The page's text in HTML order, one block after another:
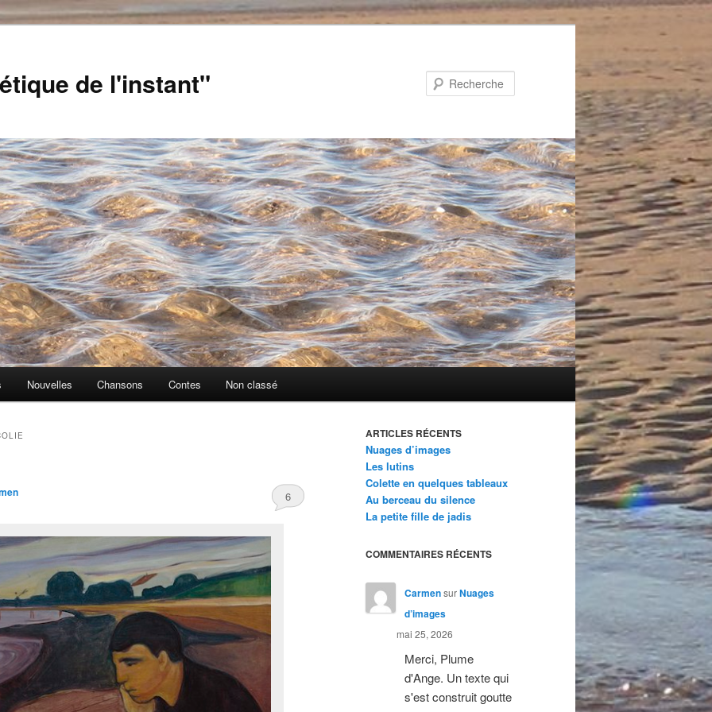
de l'instant"
Nouvelles Chansons Contes Non classé
6
ARTICLES RÉCENTS
Nuages d’images
Les lutins
Colette en quelques tableaux
Au berceau du silence
La petite fille de jadis
COMMENTAIRES RÉCENTS
CarmensurNuages
d’images
mai 25, 2026
Merci, Plume
d'Ange. Un texte qui
s'est construit goutte